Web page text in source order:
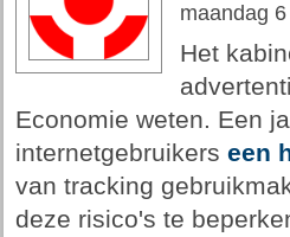
maandag
Het
Economie weten. Een
internetgebruikers een
van tracking
deze risico's te